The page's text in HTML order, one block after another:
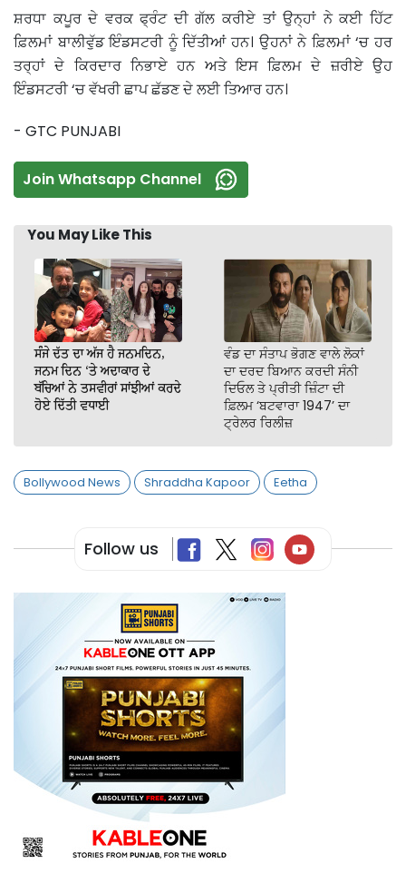
ਸ਼ਰਧਾ ਕਪੂਰ ਦੇ ਵਰਕ ਫ੍ਰੰਟ ਦੀ ਗੱਲ ਕਰੀਏ ਤਾਂ ਉਨ੍ਹਾਂ ਨੇ ਕਈ ਹਿੱਟ
ਫ਼ਿਲਮਾਂ ਬਾਲੀਵੁੱਡ ਇੰਡਸਟਰੀ ਨੂੰ ਦਿੱਤੀਆਂ ਹਨ। ਉਹਨਾਂ ਨੇ ਫ਼ਿਲਮਾਂ ‘ਚ ਹਰ
ਤਰ੍ਹਾਂ ਦੇ ਕਿਰਦਾਰ ਨਿਭਾਏ ਹਨ ਅਤੇ ਇਸ ਫ਼ਿਲਮ ਦੇ ਜ਼ਰੀਏ ਉਹ
ਇੰਡਸਟਰੀ ‘ਚ ਵੱਖਰੀ ਛਾਪ ਛੱਡਣ ਦੇ ਲਈ ਤਿਆਰ ਹਨ।
- GTC PUNJABI
Join Whatsapp Channel
You May Like This
ਸੰਜੇ ਦੱਤ ਦਾ ਅੱਜ ਹੈ ਜਨਮਦਿਨ,
ਜਨਮ ਦਿਨ ‘ਤੇ ਅਦਾਕਾਰ ਦੇ
ਬੱਚਿਆਂ ਨੇ ਤਸਵੀਰਾਂ ਸਾਂਝੀਆਂ ਕਰਦੇ
ਹੋਏ ਦਿੱਤੀ ਵਧਾਈ
ਵੰਡ ਦਾ ਸੰਤਾਪ ਭੋਗਣ ਵਾਲੇ ਲੋਕਾਂ
ਦਾ ਦਰਦ ਬਿਆਨ ਕਰਦੀ ਸੰਨੀ
ਦਿਓਲ ਤੇ ਪ੍ਰੀਤੀ ਜ਼ਿੰਟਾ ਦੀ
ਫ਼ਿਲਮ ‘ਬਟਵਾਰਾ 1947’ ਦਾ
ਟ੍ਰੇਲਰ ਰਿਲੀਜ਼
Bollywood News Shraddha Kapoor Eetha
Follow us